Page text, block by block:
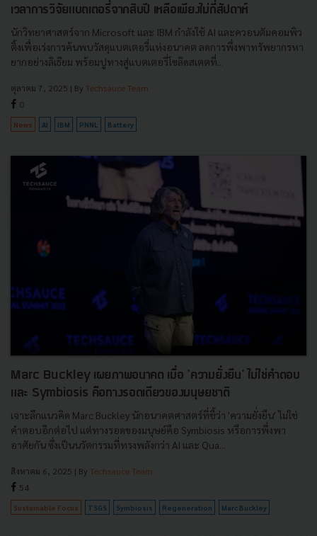
เวลาการวิจัยแบตเตอรี่จากสิบปี เหลือเพียงไม่กี่สัปดาห์
นักวิทยาศาสตร์จาก Microsoft และ IBM กำลังใช้ AI และควอนตัมคอมพิว
ติ้งเพื่อเร่งการค้นพบวัสดุแบตเตอรี่แห่งอนาคต ลดการพึ่งพาทรัพยากรหา
ยากอย่างลิเธียม พร้อมปูทางสู่แบตเตอรี่โซลิดสเตตที่...
ตุลาคม 7, 2025 | By Techsauce Team
0
News AI IBM PNNL Battery
Marc Buckley เผยภาพอนาคต เมื่อ 'ความยั่งยืน' ไม่ใช่คำตอบ
และ Symbiosis คือทางรอดเดียวของมนุษยชาติ
เจาะลึกแนวคิด Marc Buckley นักอนาคตศาสตร์ที่ชี้ว่า 'ความยั่งยืน' ไม่ใช่
คำตอบอีกต่อไป แต่ทางรอดของมนุษย์คือ Symbiosis หรือการพึ่งพา
อาศัยกัน ซึ่งเป็นนวัตกรรมที่ทรงพลังกว่า AI และ Qua...
สิงหาคม 6, 2025 | By Techsauce Team
54
Sustainable Focus TSGS Symbiosis Regeneration Marc Buckley